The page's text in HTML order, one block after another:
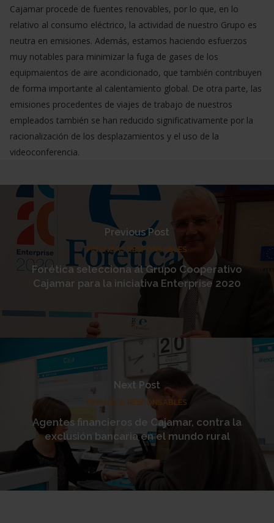
Cajamar procede de fuentes renovables, por lo que, en lo
relativo al consumo eléctrico, la actividad de nuestro Grupo es
neutra en emisiones. Además, estamos haciendo esfuerzos
muy notables para minimizar la fuga de gases de los
equipmaientos de aire acondicionado, que también contribuyen
de forma importante al calentamiento global. De otra parte, las
emisiones procedentes de viajes de trabajo de nuestros
empleados también se han reducido significativamente por la
racionalización de los desplazamientos y el uso de la
videoconferencia.
Previous Post
FINANZAS RESPONSABLES
Forética selecciona al Grupo Cooperativo
Cajamar para la iniciativa Enterprise 2020
Next Post
FINANZAS RESPONSABLES
Agentes financieros de Cajamar, contra la
exclusión bancaria en el mundo rural